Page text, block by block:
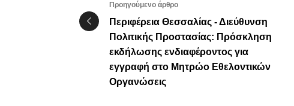
Προηγούμενο άρθρο
Περιφέρεια Θεσσαλίας - Διεύθυνση
Πολιτικής Προστασίας: Πρόσκληση
εκδήλωσης ενδιαφέροντος για
εγγραφή στο Μητρώο Εθελοντικών
Οργανώσεις